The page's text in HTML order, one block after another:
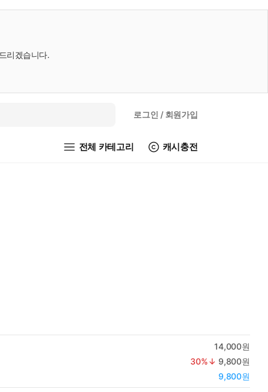
리겠습니다.
로그인 / 회원가입
전체 카테고리 캐시충전
14,000원
30%↓ 9,800원
9,800원